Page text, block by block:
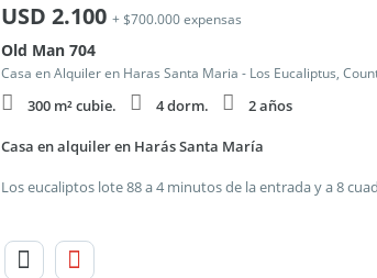
USD 2.100 + $700.000 expensas
Old Man 704
Casa en Alquiler en Haras Santa Maria - Los Eucaliptus,
300 m² cubie. 4 dorm. 2 años
Casa en alquiler en Harás Santa María